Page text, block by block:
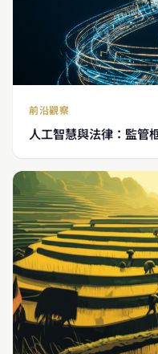
前沿觀察
人工智慧與法律：監管